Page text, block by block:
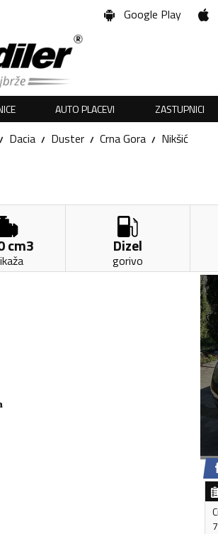
Google Play
AUTO PLACEVI ZASTUPNICI
Dacia Duster Crna Gora Nikšić
cm3 Dizel
gorivo